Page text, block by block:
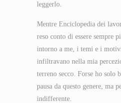
leggerlo.
Mentre Enciclopedia dei
reso conto di essere sempre
intorno a me, i temi e i
infiltravano nella mia
terreno secco. Forse ho solo
pausa da questo genere, ma
indifferente.